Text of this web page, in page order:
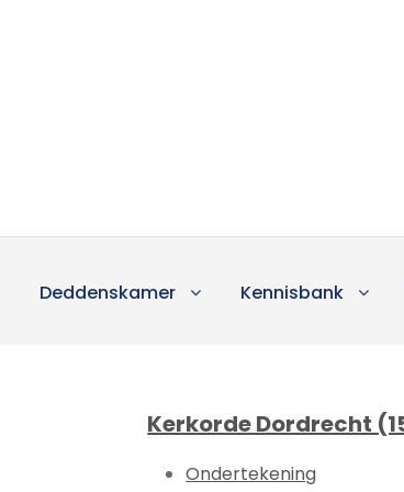
Deddenskamer Kennisbank
Kerkorde Dordrecht
Ondertekening